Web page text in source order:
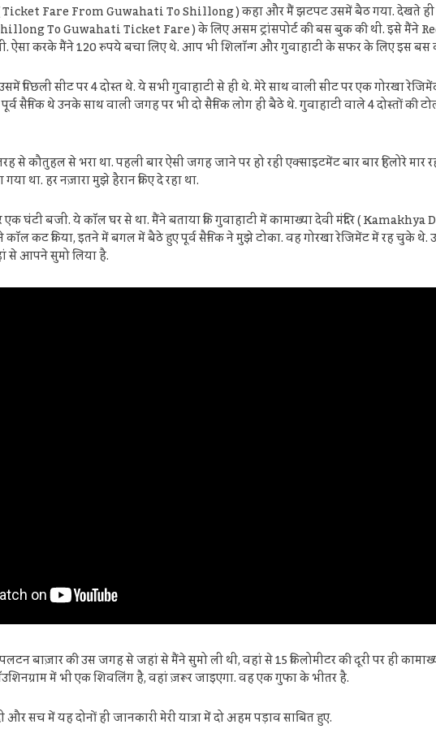
Ticket Fare From Guwahati To Shillong ) कहा और मैं झटपट उसमें बैठ गया. देखते ही
To Guwahati Ticket Fare ) के लिए असम ट्रांसपोर्ट की बस बुक की थी. इसे मैंने
ऐसा करके मैंने 120 रुपये बचा लिए थे. आप भी शिलॉन्ग और गुवाहाटी के सफर के लिए इस
पिछली सीट पर 4 दोस्त थे. ये सभी गुवाहाटी से ही थे. मेरे साथ वाली सीट पर एक गोरखा
सैनिक थे उनके साथ वाली जगह पर भी दो सैनिक लोग ही बैठे थे. गुवाहाटी वाले 4 दोस्तों की
से कौतुहल से भरा था. पहली बार ऐसी जगह जाने पर हो रही एक्साइटमेंट बार बार हिलोरे मार
था. हर नज़ारा मुझे हैरान किए दे रहा था.
घंटी बजी. ये कॉल घर से था. मैंने बताया कि गुवाहाटी में कामाख्या देवी मंदिर (
कट किया, इतने में बगल में बैठे हुए पूर्व सैनिक ने मुझे टोका. वह गोरखा रेजिमेंट में रह चुके थे.
से आपने सुमो लिया है.
बाज़ार की उस जगह से जहां से मैंने सुमो ली थी, वहां से 15 किलोमीटर की दूरी पर ही
में भी एक शिवलिंग है, वहां ज़रूर जाइएगा. वह एक गुफा के भीतर है.
और सच में यह दोनों ही जानकारी मेरी यात्रा में दो अहम पड़ाव साबित हुए.